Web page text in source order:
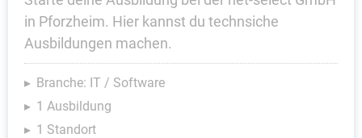
in Pforzheim. Hier kannst du technsiche
Ausbildungen machen.
Branche: IT / Software
1 Ausbildung
1 Standort